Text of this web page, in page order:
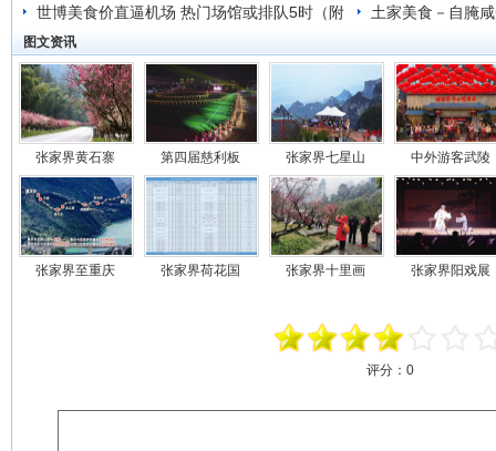
世博美食价直逼机场 热门场馆或排队5时（附
价格）
土家美食－自腌
图文资讯
张家界黄石寨 第四届慈利板 张家界七星山 中外游客武陵
张家界至重庆 张家界荷花国 张家界十里画 张家界阳戏展
评分： 0